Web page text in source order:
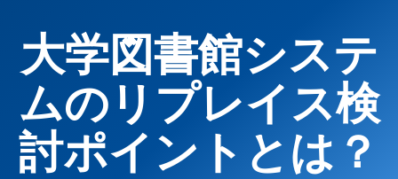
ー
大学図書館システ
ムのリプレイス検
討ポイントとは？